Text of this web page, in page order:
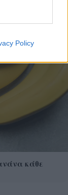
Policy
κάθε